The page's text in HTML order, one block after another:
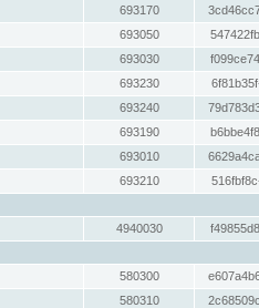
693170
693050
693030
693230
693240
693190
693010
693210
4940030
580300
580310